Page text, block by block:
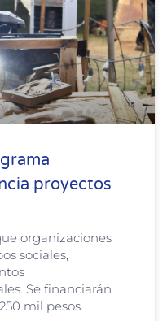
proyectos
organizaciones
sociales,
Se financiarán
mil pesos.